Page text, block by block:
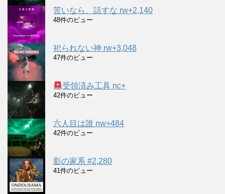
苦いなら、話すな rw+2,140
48件のビュー
祀られない神 rw+3,048
47件のビュー
受領済み工具 nc+
42件のビュー
六人目は誰 nw+484
42件のビュー
影の家系 #2,280
41件のビュー